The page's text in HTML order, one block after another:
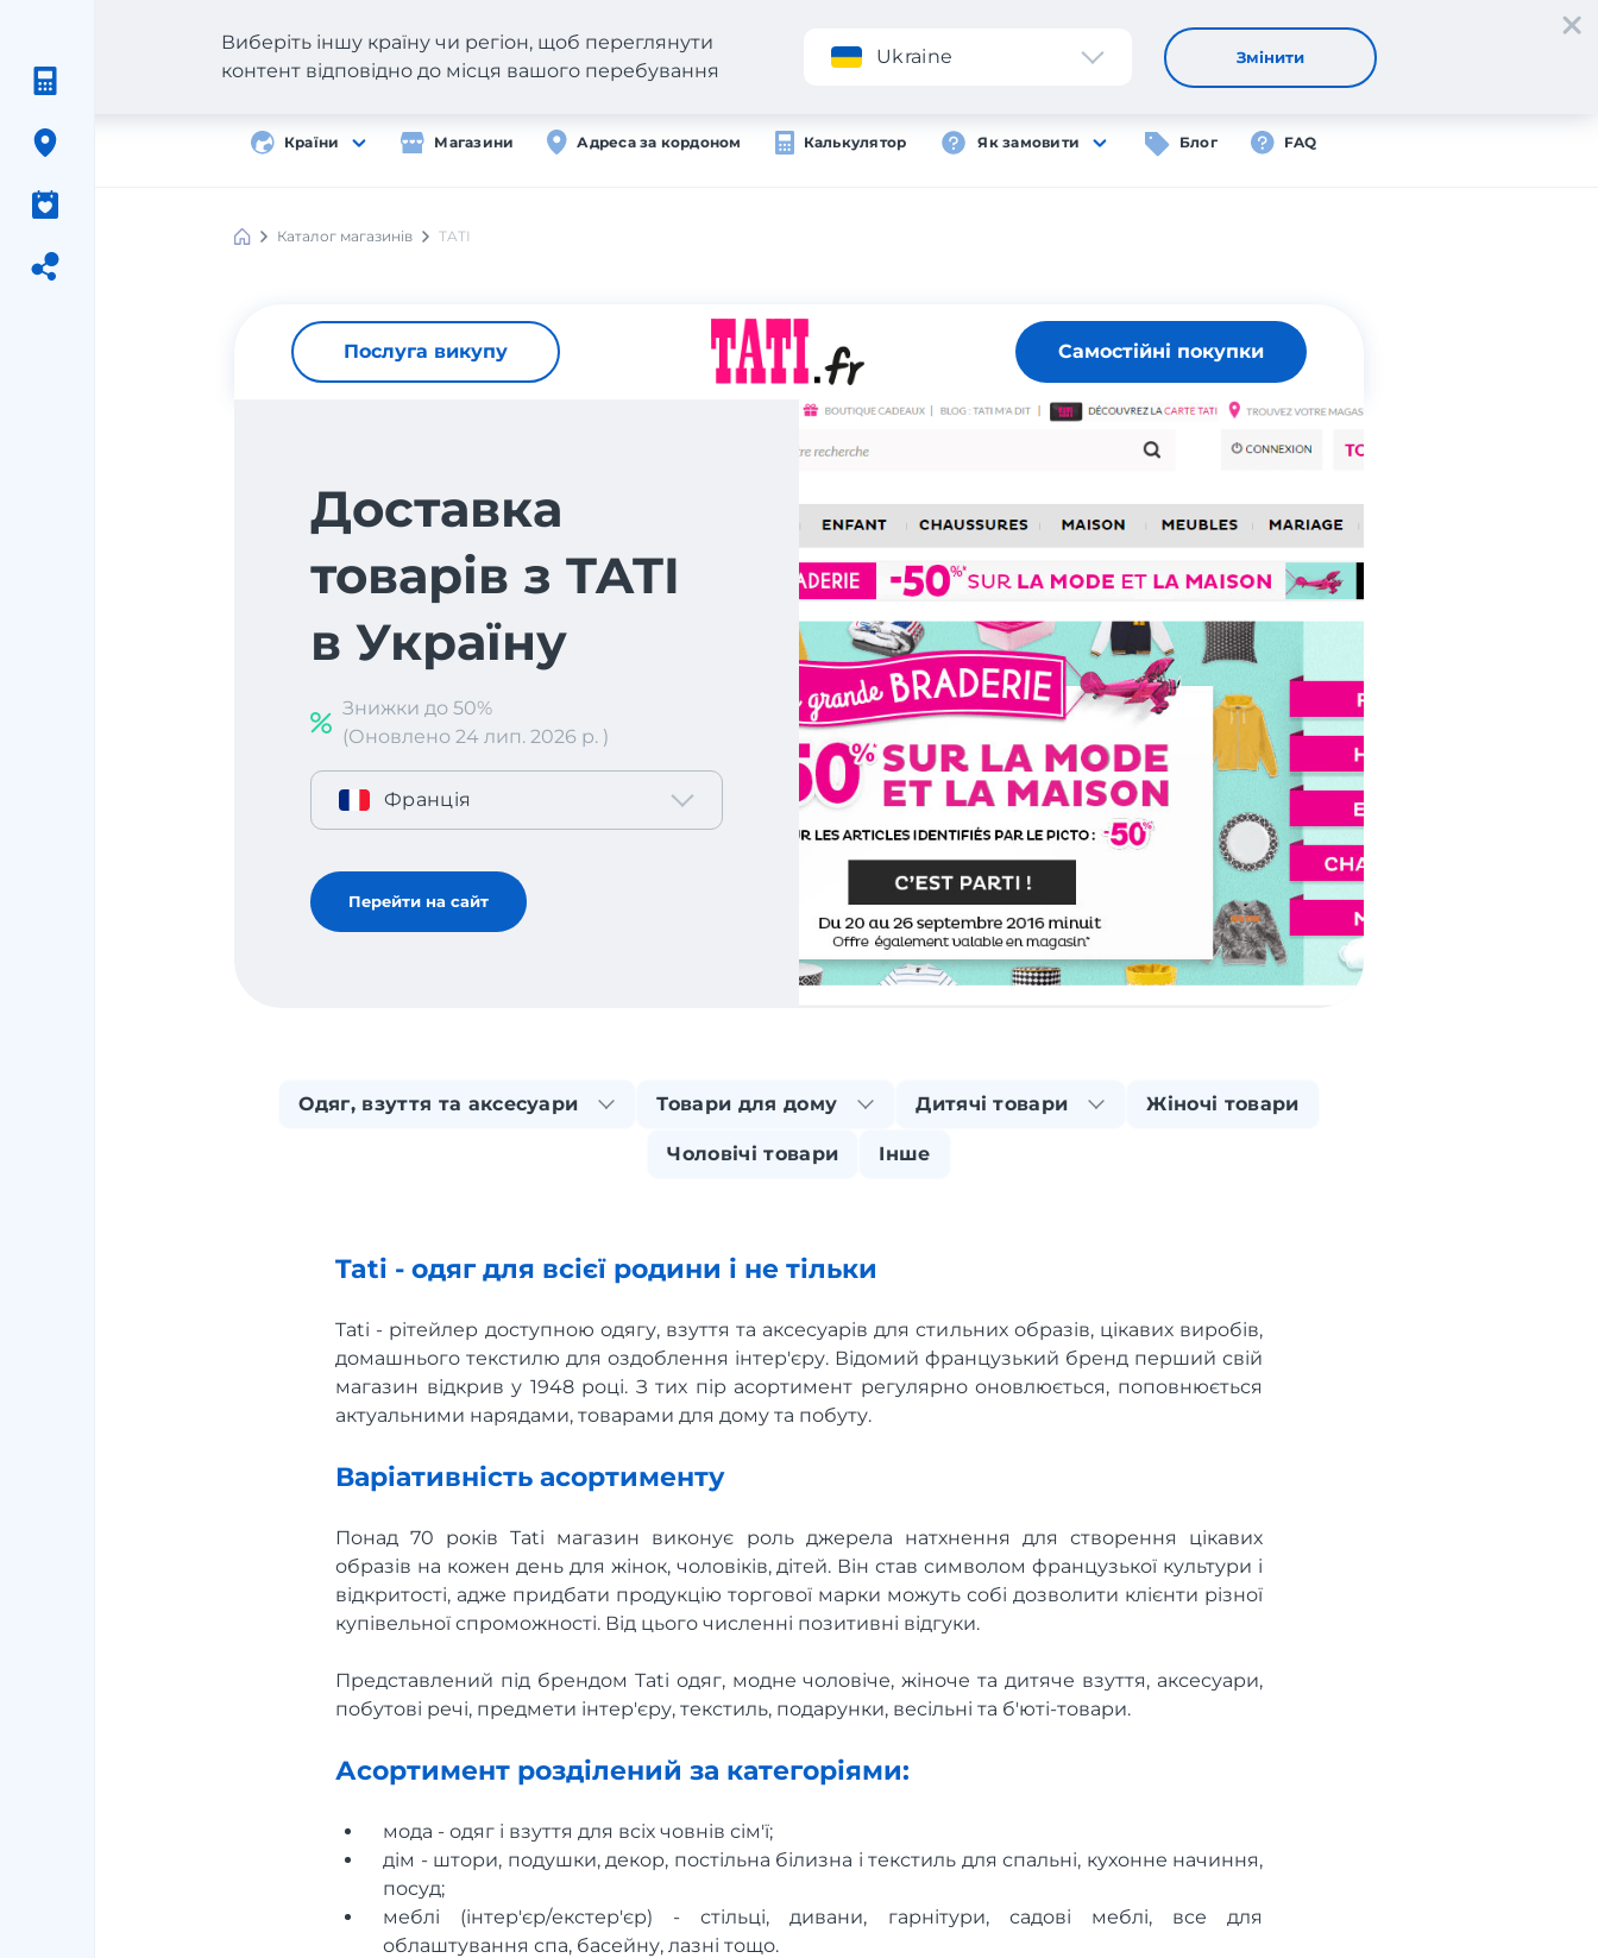
Додаток Реєстрація Вхід
Країни Магазини Адреса за кордоном Калькулятор Як замовити Блог FAQ
Виберіть іншу країну чи регіон, щоб переглянути
контент відповідно до місця вашого перебування
Ukraine Змінити
Каталог магазинів TATI
Послуга викупу Самостійні покупки
Доставка
товарів з TATI
в Україну
Знижки до 50%
(Оновлено 24 лип. 2026 р. )
Франція
Перейти на сайт
Одяг, взуття та аксесуари Товари для дому Дитячі товари Жіночі товари
Чоловічі товари Інше
Tati - одяг для всієї родини і не тільки
Tati - рітейлер доступною одягу, взуття та аксесуарів для стильних образів, цікавих виробів,
домашнього текстилю для оздоблення інтер'єру. Відомий французький бренд перший свій
магазин відкрив у 1948 році. З тих пір асортимент регулярно оновлюється, поповнюється
актуальними нарядами, товарами для дому та побуту.
Варіативність асортименту
Понад 70 років Tati магазин виконує роль джерела натхнення для створення цікавих
образів на кожен день для жінок, чоловіків, дітей. Він став символом французької культури і
відкритості, адже придбати продукцію торгової марки можуть собі дозволити клієнти різної
купівельної спроможності. Від цього численні позитивні відгуки.
Представлений під брендом Tati одяг, модне чоловіче, жіноче та дитяче взуття, аксесуари,
побутові речі, предмети інтер'єру, текстиль, подарунки, весільні та б'юті-товари.
Асортимент розділений за категоріями:
мода - одяг і взуття для всіх човнів сім'ї;
дім - штори, подушки, декор, постільна білизна і текстиль для спальні, кухонне начиння,
посуд;
меблі (інтер'єр/екстер'єр) - стільці, дивани, гарнітури, садові меблі, все для
облаштування спа, басейну, лазні тощо.